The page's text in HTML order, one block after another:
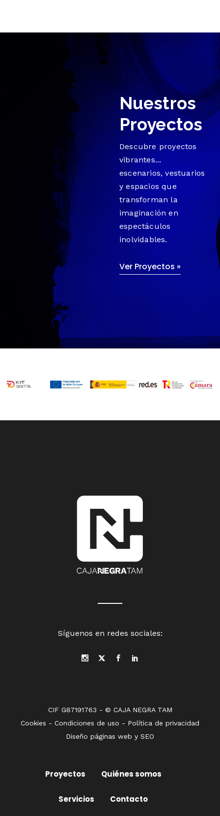
Nuestros
Proyectos
Descubre proyectos
vibrantes...
escenarios, vestuarios
y espacios que
transforman la
imaginación en
espectáculos
inolvidables.
Ver Proyectos »
Proyectos Quiénes somos
Síguenos en redes sociales:
CIF G87191763 - © CAJA NEGRA TAM
Cookies - Condiciones de uso - Política de privacidad
Diseño páginas web y SEO
Servicios Contacto